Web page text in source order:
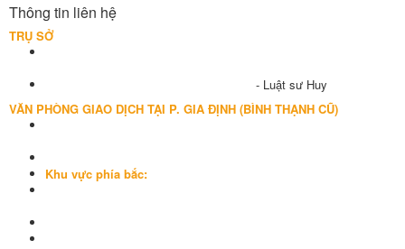
Thông tin liên hệ
TRỤ SỞ
- Luật sư Huy
VĂN PHÒNG GIAO DỊCH TẠI P. GIA ĐỊNH (BÌNH THẠNH CŨ)
Khu vực phía bắc: